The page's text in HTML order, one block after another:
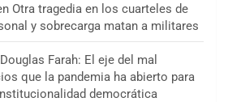
Otra tragedia en los cuarteles de
y sobrecarga matan a militares
Douglas Farah: El eje del mal
que la pandemia ha abierto para
democrática